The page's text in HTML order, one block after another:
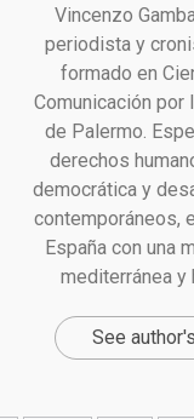
Vincenzo
periodista y
formado en
Comunicación por
de Palermo.
derechos
democrática y
contemporáneos,
España con una
mediterránea y
See